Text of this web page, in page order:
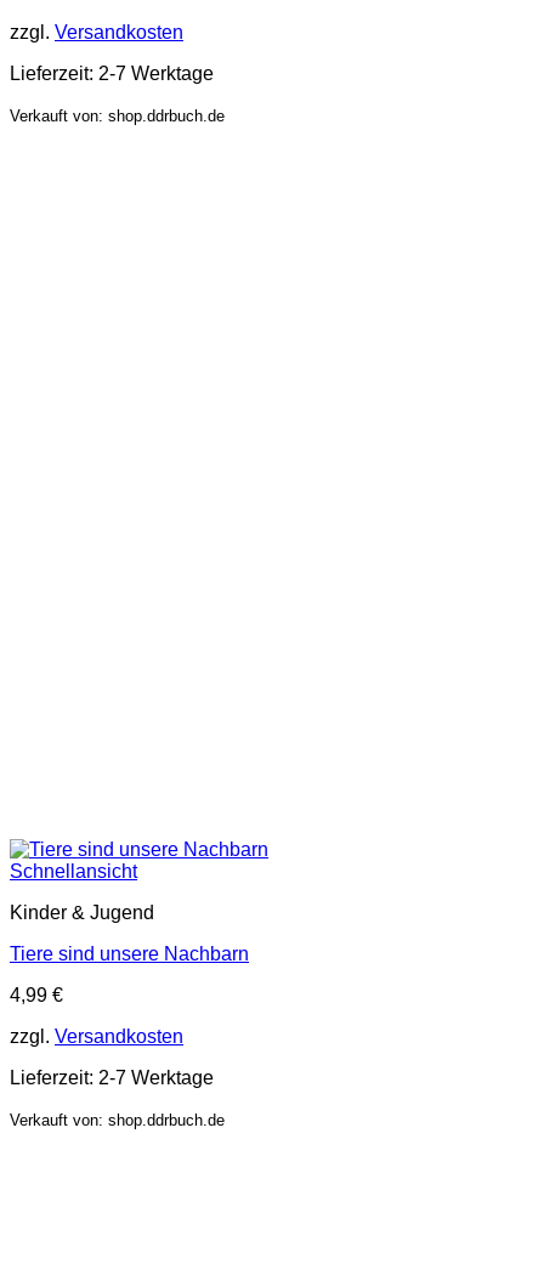
zzgl. Versandkosten
Lieferzeit: 2-7 Werktage
Verkauft von: shop.ddrbuch.de
Schnellansicht
Kinder & Jugend
Tiere sind unsere Nachbarn
4,99 €
zzgl. Versandkosten
Lieferzeit: 2-7 Werktage
Verkauft von: shop.ddrbuch.de